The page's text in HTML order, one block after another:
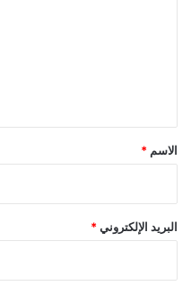
*
الاسم *
البريد الإلكتروني *